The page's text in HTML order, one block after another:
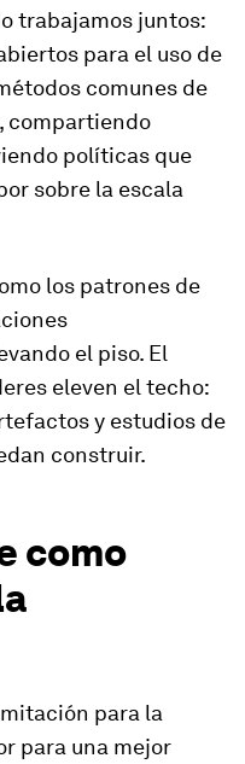
trabajamos juntos:
para el uso de
comunes de
compartiendo
políticas que
sobre la escala
los patrones de
el piso. El
eleven el techo:
y estudios de
construir.
como
para la
para una mejor